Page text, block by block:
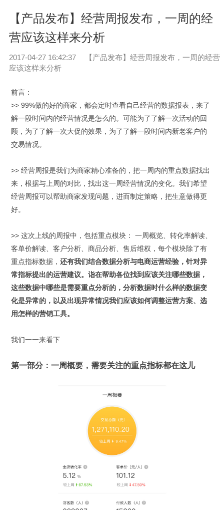
【产品发布】经营周报发布，一周的经
营应该这样来分析
2017-04-27 16:42:37
【产品发布】经营周报发布，一周的经营
应该这样来分析
前言：
>> 99%做的好的商家，都会定时查看自己经营的数据报表，来了
解一段时间内的经营情况是怎么的。可能为了了解一次活动的回
顾，为了了解一次大促的效果，为了了解一段时间内新老客户的
交易情况。
>> 经营周报是我们为商家精心准备的，把一周内的重点数据找出
来，根据与上周的对比，找出这一周经营情况的变化。我们希望
经营周报可以帮助商家发现问题，进而制定策略，把生意做得更
好。
>> 这次上线的周报中，包括重点模块： 一周概览、转化率解读、
客单价解读、客户分析、商品分析、售后维权，每个模块除了有
重点指标数据，还有我们结合数据分析与电商运营经验，针对异
常指标提出的运营建议。诣在帮助各位找到应该关注哪些数据，
这些数据中哪些是需要重点分析的，分析数据时什么样的数据变
化是异常的，以及出现异常情况我们应该如何调整运营方案、选
用怎样的营销工具。
我们一一来看下
第一部分：一周概要，需要关注的重点指标都在这儿